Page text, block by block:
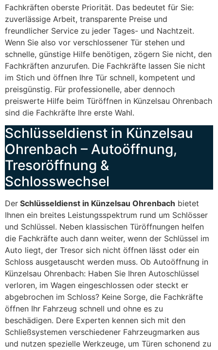
Fachkräften oberste Priorität. Das bedeutet für Sie:
zuverlässige Arbeit, transparente Preise und
freundlicher Service zu jeder Tages- und Nachtzeit.
Wenn Sie also vor verschlossener Tür stehen und
schnelle, günstige Hilfe benötigen, zögern Sie nicht, den
Fachkräften anzurufen. Die Fachkräfte lassen Sie nicht
im Stich und öffnen Ihre Tür schnell, kompetent und
preisgünstig. Für professionelle, aber dennoch
preiswerte Hilfe beim Türöffnen in Künzelsau Ohrenbach
sind die Fachkräfte Ihre erste Wahl.
Schlüsseldienst in Künzelsau
Ohrenbach – Autoöffnung,
Tresoröffnung &
Schlosswechsel
Der Schlüsseldienst in Künzelsau Ohrenbach bietet
Ihnen ein breites Leistungsspektrum rund um Schlösser
und Schlüssel. Neben klassischen Türöffnungen helfen
die Fachkräfte auch dann weiter, wenn der Schlüssel im
Auto liegt, der Tresor sich nicht öffnen lässt oder ein
Schloss ausgetauscht werden muss. Ob Autoöffnung in
Künzelsau Ohrenbach: Haben Sie Ihren Autoschlüssel
verloren, im Wagen eingeschlossen oder steckt er
abgebrochen im Schloss? Keine Sorge, die Fachkräfte
öffnen Ihr Fahrzeug schnell und ohne es zu
beschädigen. Dere Experten kennen sich mit den
Schließsystemen verschiedener Fahrzeugmarken aus
und nutzen spezielle Werkzeuge, um Türen schonend zu